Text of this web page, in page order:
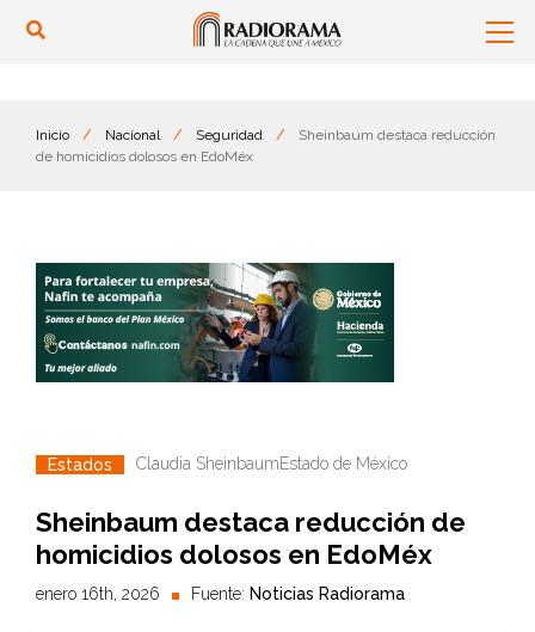
Inicio / Nacional / Seguridad /
Sheinbaum destaca reducción
de homicidios dolosos en EdoMéx
Estados Claudia SheinbaumEstado de México
Sheinbaum destaca reducción de
homicidios dolosos en EdoMéx
enero 16th, 2026 Fuente: Noticias Radiorama